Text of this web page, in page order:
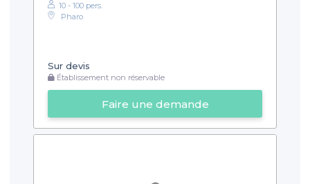
10 - 100 pers.
Pharo
Sur devis
Établissement non réservable
Faire une demande